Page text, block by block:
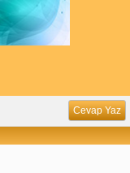
Cevap Yaz